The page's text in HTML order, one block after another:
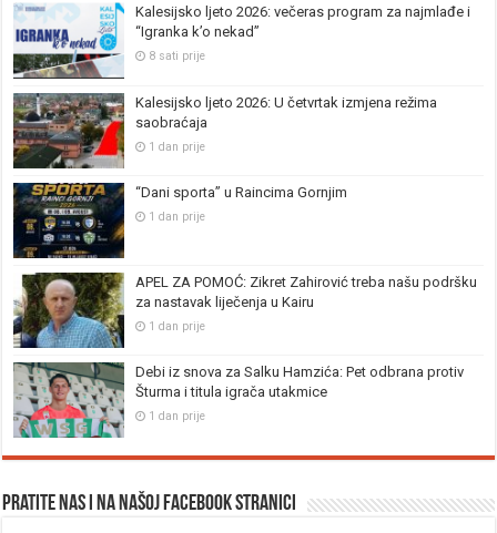
Kalesijsko ljeto 2026: večeras program za najmlađe i
“Igranka k’o nekad”
8 sati prije
Kalesijsko ljeto 2026: U četvrtak izmjena režima
saobraćaja
1 dan prije
“Dani sporta” u Raincima Gornjim
1 dan prije
APEL ZA POMOĆ: Zikret Zahirović treba našu podršku
za nastavak liječenja u Kairu
1 dan prije
Debi iz snova za Salku Hamzića: Pet odbrana protiv
Šturma i titula igrača utakmice
1 dan prije
Pratite nas i na našoj facebook stranici